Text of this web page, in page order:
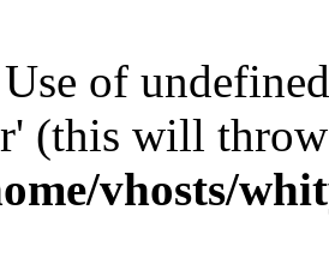
of
(this will
vhosts/